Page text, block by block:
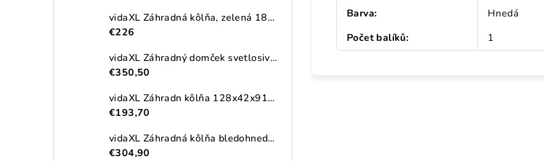
vidaXL Záhradná kôlňa, zelená 180,5x97x209,5 cm, pozinkovaná oceľ
€226
vidaXL Záhradný domček svetlosivý 191x215x198 cm pozinkovaná oceľ
€350,50
vidaXL Záhradn kôlňa 128x42x91 cm, drevo
€193,70
vidaXL Záhradná kôlňa bledohnedá 192x191x223 cm pozinkovaná oceľ
€304,90
Barva:
Hnedá
Počet balíků: 1